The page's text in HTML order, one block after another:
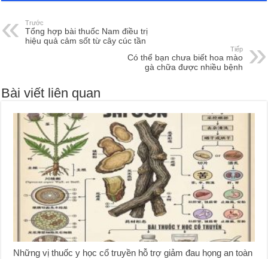
Trước
Tổng hợp bài thuốc Nam điều trị
hiệu quả cảm sốt từ cây cúc tần
Tiếp
Có thể bạn chưa biết hoa mào
gà chữa được nhiều bệnh
Bài viết liên quan
Những vị thuốc y học cổ truyền hỗ trợ giảm đau họng an toàn